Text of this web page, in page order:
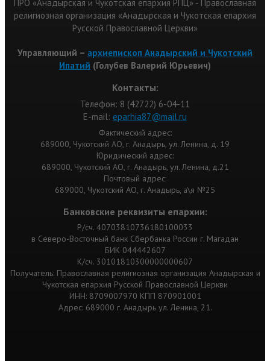
ПРО «Анадырская и Чукотская епархия РПЦ» - Православная
религиозная организация «Анадырская и Чукотская епархия
Русской Православной Церкви»
Управляющий – архиепископ Анадырский и Чукотский
Ипатий (Голубев Валерий Юрьевич)
Контакты:
Телефон: 8 (42722) 6-04-11
Е-mail: eparhia87@mail.ru
Фактический адрес:
689000, Чукотский АО, г. Анадырь, ул. Ленина, д. 19
Юридический адрес:
689000, Чукотский АО, г. Анадырь, ул. Ленина, д.21
Почтовый адрес:
689000, Чукотский АО, г. Анадырь, а\я №25
Банковские реквизиты епархии:
Р/сч. 40703810736180100033
в Северо-Восточный банк Сбербанка России г. Магадан
БИК 044442607
К/сч. 30101810300000000607
Получатель: Православная религиозная организация Анадырская и
Чукотская епархия Русской Православной Церкви
ИНН: 8709007970 КПП 870901001
Адрес: 689000 г. Анадырь ул. Ленина, 21.